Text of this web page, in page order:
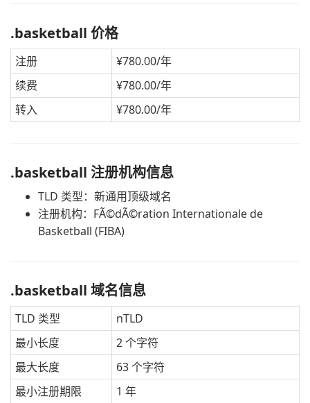
.basketball 价格
注册
¥780.00/年
续费
¥780.00/年
转入
¥780.00/年
.basketball 注册机构信息
TLD 类型：新通用顶级域名
注册机构：FÃ©dÃ©ration Internationale de
Basketball (FIBA)
.basketball 域名信息
TLD 类型
nTLD
最小长度
2 个字符
最大长度
63 个字符
最小注册期限
1 年